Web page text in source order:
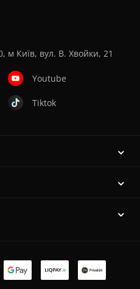
Київ, вул. В. Хвойки, 21
Youtube
Tiktok